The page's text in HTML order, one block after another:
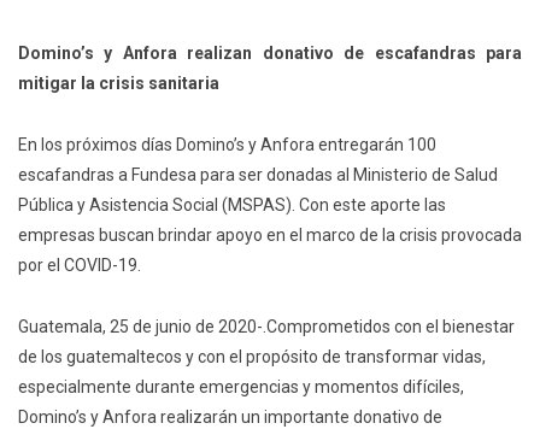
Domino’s y Anfora realizan donativo de escafandras para
mitigar la crisis sanitaria
En los próximos días Domino’s y Anfora entregarán 100
escafandras a Fundesa para ser donadas al Ministerio de Salud
Pública y Asistencia Social (MSPAS). Con este aporte las
empresas buscan brindar apoyo en el marco de la crisis provocada
por el COVID-19.
Guatemala, 25 de junio de 2020-.Comprometidos con el bienestar
de los guatemaltecos y con el propósito de transformar vidas,
especialmente durante emergencias y momentos difíciles,
Domino’s y Anfora realizarán un importante donativo de